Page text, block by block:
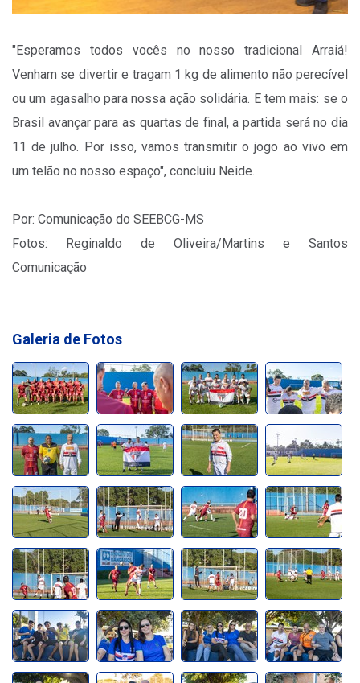
"Esperamos todos vocês no nosso tradicional Arraiá!
Venham se divertir e tragam 1 kg de alimento não perecível
ou um agasalho para nossa ação solidária. E tem mais: se o
Brasil avançar para as quartas de final, a partida será no dia
11 de julho. Por isso, vamos transmitir o jogo ao vivo em
um telão no nosso espaço", concluiu Neide.
Por: Comunicação do SEEBCG-MS
Fotos: Reginaldo de Oliveira/Martins e Santos
Comunicação
Galeria de Fotos